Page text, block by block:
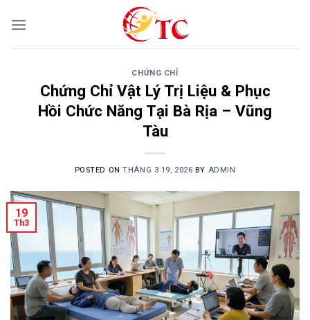
CHỨNG CHỈ
Chứng Chỉ Vật Lý Trị Liệu & Phục
Hồi Chức Năng Tại Bà Rịa – Vũng
Tàu
POSTED ONTHÁNG 3 19, 2026 BY ADMIN
19
Th3